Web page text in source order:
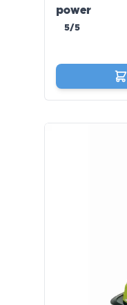
power
5/5